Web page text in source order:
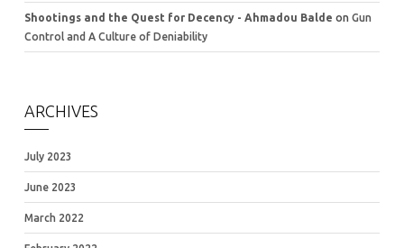
Shootings and the Quest for Decency - Ahmadou Balde on Gun
Control and A Culture of Deniability
ARCHIVES
July 2023
June 2023
March 2022